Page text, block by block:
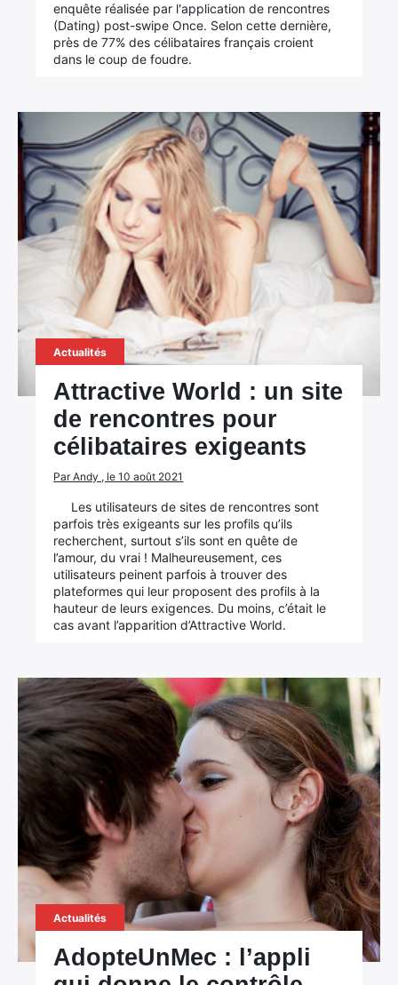
enquête réalisée par l'application de rencontres
(Dating) post-swipe Once. Selon cette dernière,
près de 77% des célibataires français croient
dans le coup de foudre.
Actualités
Attractive World : un site
de rencontres pour
célibataires exigeants
Par Andy , le 10 août 2021
Les utilisateurs de sites de rencontres sont
parfois très exigeants sur les profils qu’ils
recherchent, surtout s’ils sont en quête de
l’amour, du vrai ! Malheureusement, ces
utilisateurs peinent parfois à trouver des
plateformes qui leur proposent des profils à la
hauteur de leurs exigences. Du moins, c’était le
cas avant l’apparition d’Attractive World.
Actualités
AdopteUnMec : l’appli